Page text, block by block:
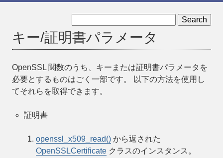
キー/証明書パラメータ
OpenSSL 関数のうち、キーまたは証明書パラメータを
必要とするものはごく一部です。 以下の方法を使用し
てそれらを取得できます。
証明書
openssl_x509_read() から返された
OpenSSLCertificate クラスのインスタンス。